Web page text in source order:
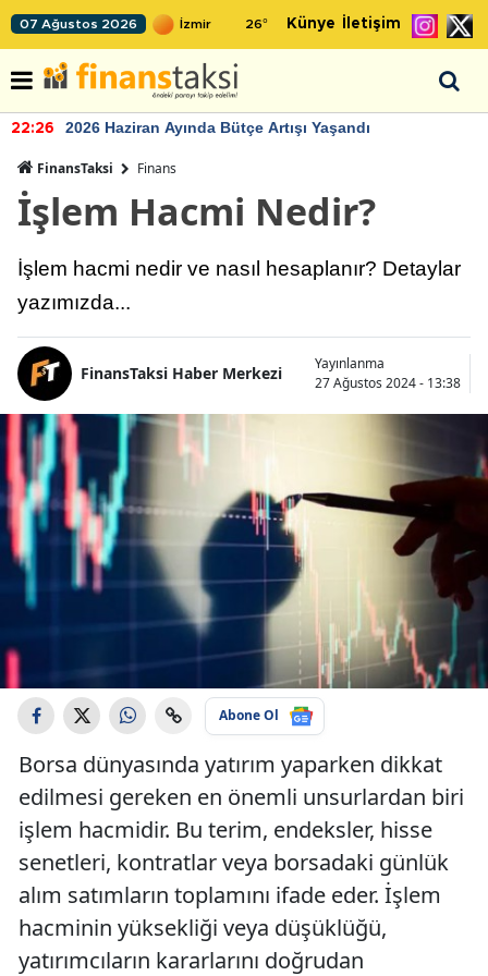
07 Ağustos 2026 26° Künye İletişim
22:26 2026 Haziran Ayında Bütçe Artışı Yaşandı
FinansTaksi Finans
İşlem Hacmi Nedir?
İşlem hacmi nedir ve nasıl hesaplanır? Detaylar
yazımızda...
FinansTaksi Haber Merkezi
Yayınlanma
27 Ağustos 2024 - 13:38
Abone Ol
Borsa dünyasında yatırım yaparken dikkat
edilmesi gereken en önemli unsurlardan biri
işlem hacmidir. Bu terim, endeksler, hisse
senetleri, kontratlar veya borsadaki günlük
alım satımların toplamını ifade eder. İşlem
hacminin yüksekliği veya düşüklüğü,
yatırımcıların kararlarını doğrudan